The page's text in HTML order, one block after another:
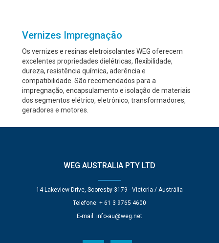
Vernizes Impregnação
Os vernizes e resinas eletroisolantes WEG oferecem
excelentes propriedades dielétricas, flexibilidade,
dureza, resistência química, aderência e
compatibilidade. São recomendados para a
impregnação, encapsulamento e isolação de materiais
dos segmentos elétrico, eletrônico, transformadores,
geradores e motores.
WEG AUSTRALIA PTY LTD
14 Lakeview Drive, Scoresby 3179 - Victoria / Austrália
Telefone: + 61 3 9765 4600
E-mail: info-au@weg.net